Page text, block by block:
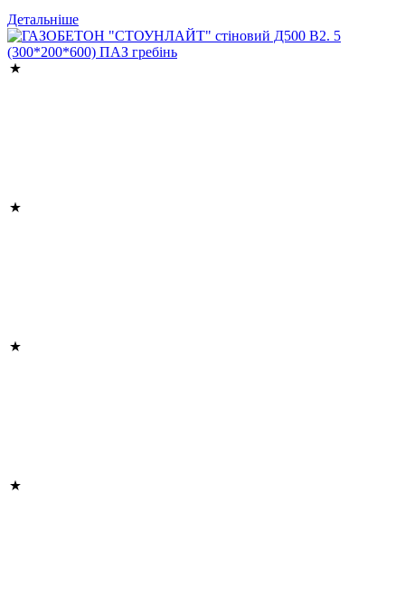
Детальніше